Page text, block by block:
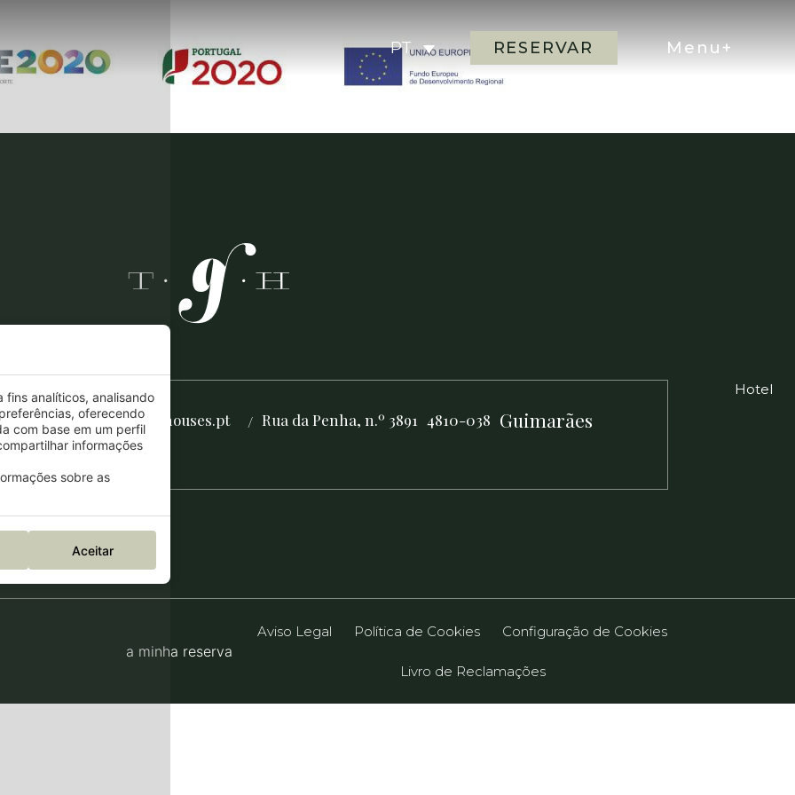
PT RESERVAR Menu+
/ reservas@thegrovehouses.pt / Rua da Penha, n.º 3891 4810-038 Guimarães
Hotel
a minha reserva
Aviso Legal Política de Cookies Configuração de Cookies
Livro de Reclamações
fins analíticos, analisando
oferecendo
com base em um perfil
informações
sobre as
Aceitar